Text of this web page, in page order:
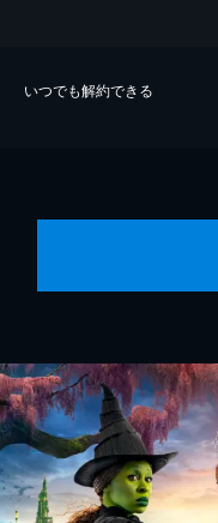
いつでも解約できる